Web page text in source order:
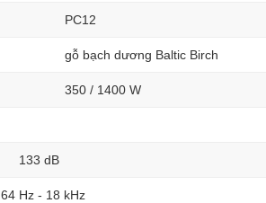
PC12
gỗ bạch dương Baltic Birch
350 / 1400 W
133 dB
64 Hz - 18 kHz